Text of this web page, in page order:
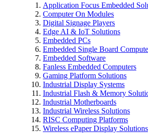
Application Focus Embedded
Computer On Modules
Digital Signage Players
Edge AI & IoT Solutions
Embedded PCs
Embedded Single Board
Embedded Software
Fanless Embedded Computers
Gaming Platform Solutions
Industrial Display Systems
Industrial Flash & Memory
Industrial Motherboards
Industrial Wireless Solutions
RISC Computing Platforms
Wireless ePaper Display Solutions